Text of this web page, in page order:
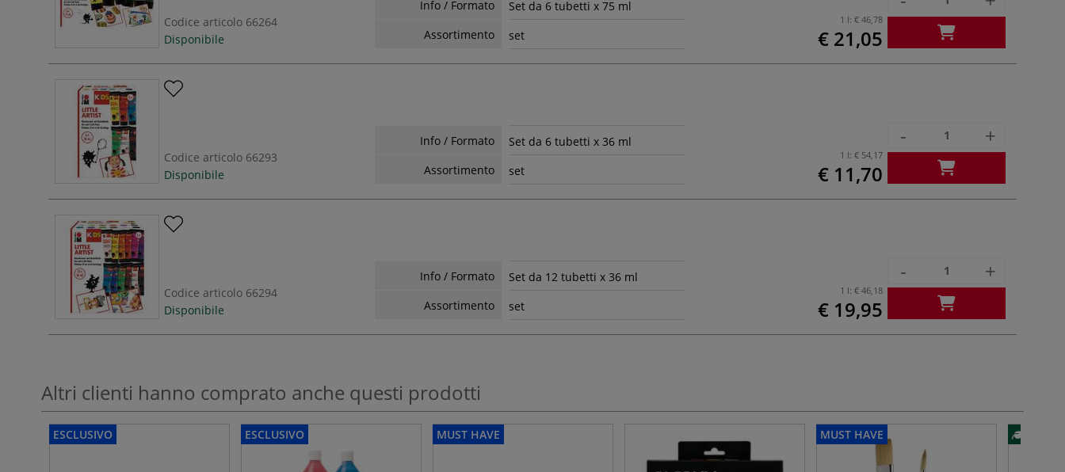
Codice articolo 66264
Disponibile
Info / Formato
Set da 6 tubetti x 75 ml
Assortimento
set
1 l:€ 46,78
€ 21,05
Codice articolo 66293
Disponibile
Info / Formato
Set da 6 tubetti x 36 ml
Assortimento
set
1 l:€ 54,17
€ 11,70
- +
Codice articolo 66294
Disponibile
Info / Formato
Set da 12 tubetti x 36 ml
Assortimento
set
1 l:€ 46,18
€ 19,95
- +
Altri clienti hanno comprato anche questi prodotti
ESCLUSIVO ESCLUSIVO MUST HAVE MUST HAVE